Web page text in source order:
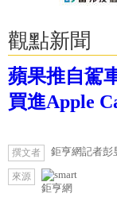
觀點新聞
蘋果推自駕
買進Apple
撰文者 鉅亨網記者彭
來源
鉅亨網